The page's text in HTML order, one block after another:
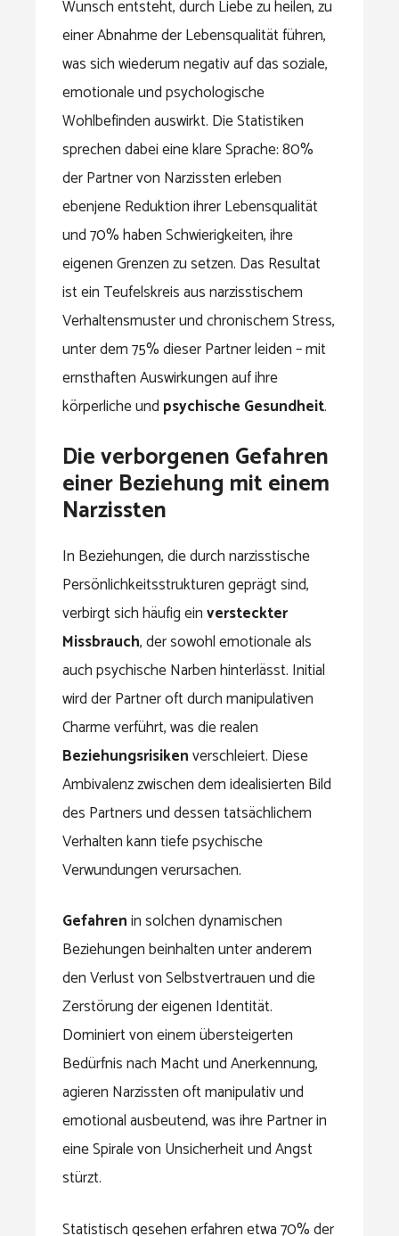
Wunsch entsteht, durch Liebe zu heilen, zu
einer Abnahme der Lebensqualität führen,
was sich wiederum negativ auf das soziale,
emotionale und psychologische
Wohlbefinden auswirkt. Die Statistiken
sprechen dabei eine klare Sprache: 80%
der Partner von Narzissten erleben
ebenjene Reduktion ihrer Lebensqualität
und 70% haben Schwierigkeiten, ihre
eigenen Grenzen zu setzen. Das Resultat
ist ein Teufelskreis aus narzisstischem
Verhaltensmuster und chronischem Stress,
unter dem 75% dieser Partner leiden – mit
ernsthaften Auswirkungen auf ihre
körperliche und psychische Gesundheit.
Die verborgenen Gefahren
einer Beziehung mit einem
Narzissten
In Beziehungen, die durch narzisstische
Persönlichkeitsstrukturen geprägt sind,
verbirgt sich häufig einversteckter
Missbrauch, der sowohl emotionale als
auch psychische Narben hinterlässt. Initial
wird der Partner oft durch manipulativen
Charme verführt, was die realen
Beziehungsrisikenverschleiert. Diese
Ambivalenz zwischen dem idealisierten Bild
des Partners und dessen tatsächlichem
Verhalten kann tiefe psychische
Verwundungen verursachen.
Gefahrenin solchen dynamischen
Beziehungen beinhalten unter anderem
den Verlust von Selbstvertrauen und die
Zerstörung der eigenen Identität.
Dominiert von einem übersteigerten
Bedürfnis nach Macht und Anerkennung,
agieren Narzissten oft manipulativ und
emotional ausbeutend, was ihre Partner in
eine Spirale von Unsicherheit und Angst
stürzt.
Statistisch gesehen erfahren etwa 70% der